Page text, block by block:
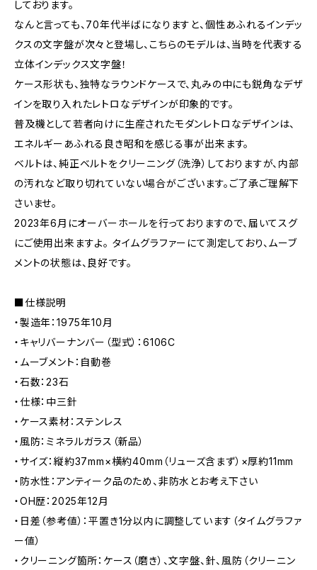
しております。
なんと言っても、70年代半ばになりますと、個性あふれるインデッ
クスの文字盤が次々と登場し、こちらのモデルは、当時を代表する
立体インデックス文字盤！
ケース形状も、独特なラウンドケースで、丸みの中にも鋭角なデザ
インを取り入れたレトロなデザインが印象的です。
普及機として若者向けに生産されたモダンレトロなデザインは、
エネルギーあふれる良き昭和を感じる事が出来ます。
ベルトは、純正ベルトをクリーニング（洗浄）しておりますが、内部
の汚れなど取り切れていない場合がございます。ご了承ご理解下
さいませ。
2023年6月にオーバーホールを行っておりますので、届いてスグ
にご使用出来ますよ。 タイムグラファーにて測定しており、ムーブ
メントの状態は、良好です。
■仕様説明
・製造年：1975年10月
・キャリバーナンバー（型式）：6106C
・ムーブメント：自動巻
・石数：23石
・仕様：中三針
・ケース素材：ステンレス
・風防：ミネラルガラス（新品）
・サイズ：縦約37mm×横約40mm（リューズ含まず）×厚約11mm
・防水性：アンティーク品のため、非防水とお考え下さい
・OH歴：2025年12月
・日差（参考値）：平置き1分以内に調整しています（タイムグラファ
ー値）
・クリーニング箇所：ケース（磨き）、文字盤、針、風防（クリーニン